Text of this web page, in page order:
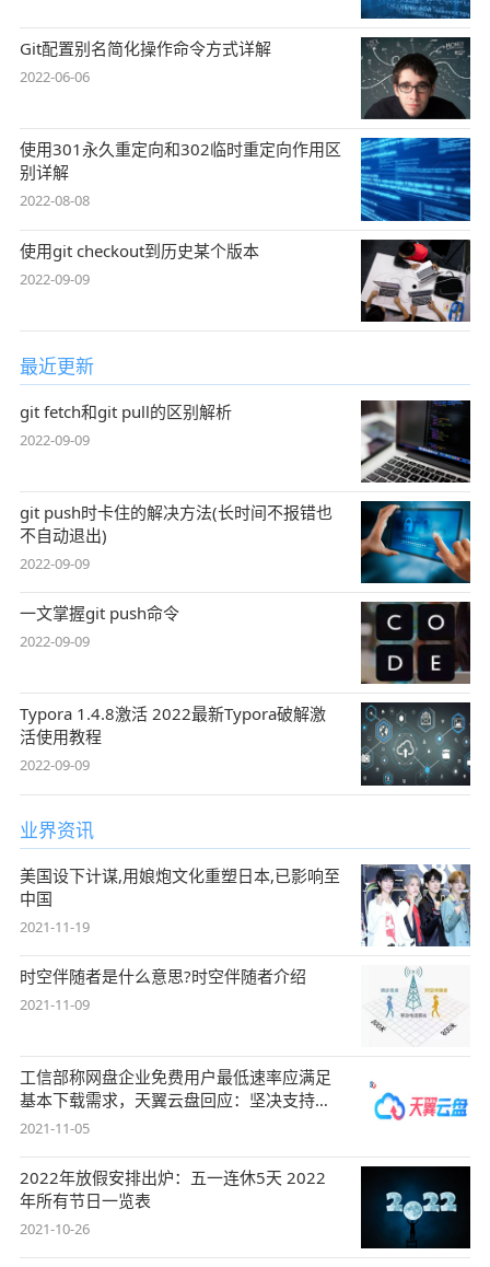
Git配置别名简化操作命令方式详解
2022-06-06
使用301永久重定向和302临时重定向作用区
别详解
2022-08-08
使用git checkout到历史某个版本
2022-09-09
最近更新
git fetch和git pull的区别解析
2022-09-09
git push时卡住的解决方法(长时间不报错也
不自动退出)
2022-09-09
一文掌握git push命令
2022-09-09
Typora 1.4.8激活 2022最新Typora破解激
活使用教程
2022-09-09
业界资讯
美国设下计谋,用娘炮文化重塑日本,已影响至
中国
2021-11-19
时空伴随者是什么意思?时空伴随者介绍
2021-11-09
工信部称网盘企业免费用户最低速率应满足
基本下载需求，天翼云盘回应：坚决支持，
始终
2021-11-05
2022年放假安排出炉：五一连休5天 2022
年所有节日一览表
2021-10-26